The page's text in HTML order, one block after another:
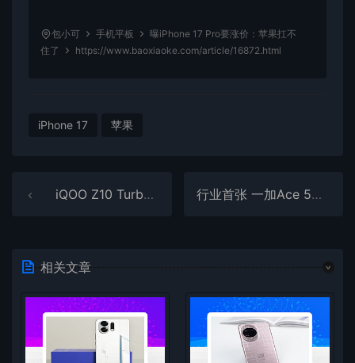
包小可 手机平板
曝iPhone 17 Pro要涨价：苹果扛不
住了
https://www.baoxiaoke.com/article/16872.html
iPhone 17 苹果
iQOO Z10 Turbo+官宣8月7日发布：行业唯一8000mAh性能机 行业首张 一加Ace 5至尊版获40W UFCS认证证书：快充不挑充电器
相关文章